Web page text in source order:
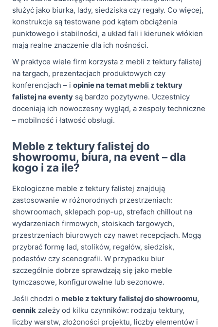
służyć jako biurka, lady, siedziska czy regały. Co więcej,
konstrukcje są testowane pod kątem obciążenia
punktowego i stabilności, a układ fali i kierunek włókien
mają realne znaczenie dla ich nośności.
W praktyce wiele firm korzysta z mebli z tektury falistej
na targach, prezentacjach produktowych czy
konferencjach – i opinie na temat mebli z tektury
falistej na eventy są bardzo pozytywne. Uczestnicy
doceniają ich nowoczesny wygląd, a zespoły techniczne
– mobilność i łatwość obsługi.
Meble z tektury falistej do
showroomu, biura, na event – dla
kogo i za ile?
Ekologiczne meble z tektury falistej znajdują
zastosowanie w różnorodnych przestrzeniach:
showroomach, sklepach pop-up, strefach chillout na
wydarzeniach firmowych, stoiskach targowych,
przestrzeniach biurowych czy nawet recepcjach. Mogą
przybrać formę lad, stolików, regałów, siedzisk,
podestów czy scenografii. W przypadku biur
szczególnie dobrze sprawdzają się jako meble
tymczasowe, konfigurowalne lub sezonowe.
Jeśli chodzi o meble z tektury falistej do showroomu,
cennik zależy od kilku czynników: rodzaju tektury,
liczby warstw, złożoności projektu, liczby elementów i